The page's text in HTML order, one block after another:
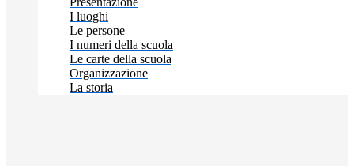
I luoghi
Le persone
I numeri della scuola
Le carte della scuola
Organizzazione
La storia